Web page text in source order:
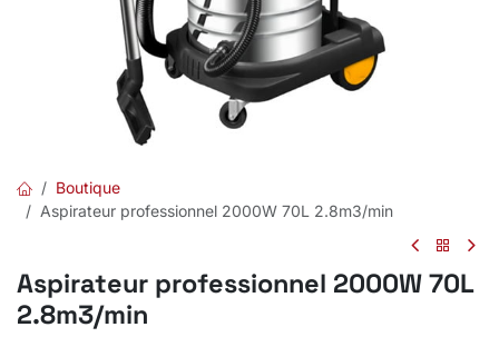
Boutique
Aspirateur professionnel 2000W 70L 2.8m3/min
Aspirateur professionnel 2000W 70L
2.8m3/min